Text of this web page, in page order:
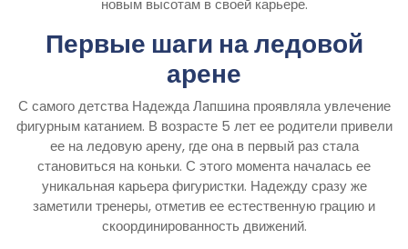
Первые шаги на ледовой
арене
С самого детства Надежда Лапшина проявляла увлечение
фигурным катанием. В возрасте 5 лет ее родители привели
ее на ледовую арену, где она в первый раз стала
становиться на коньки. С этого момента началась ее
уникальная карьера фигуристки. Надежду сразу же
заметили тренеры, отметив ее естественную грацию и
скоординированность движений.